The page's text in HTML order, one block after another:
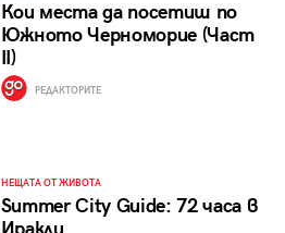
Кои места да посетиш по
Южното Черноморие (Част
II)
РЕДАКТОРИТЕ
НЕЩАТА ОТ ЖИВОТА
Summer City Guide: 72 часа в